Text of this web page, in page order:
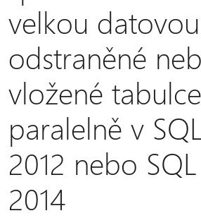
velkou
odstraněné
vložené
paralelně v
2012 nebo
2014